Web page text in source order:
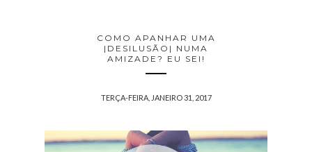
COMO APANHAR UMA
|DESILUSÃO| NUMA
AMIZADE? EU SEI!
TERÇA-FEIRA, JANEIRO 31, 2017